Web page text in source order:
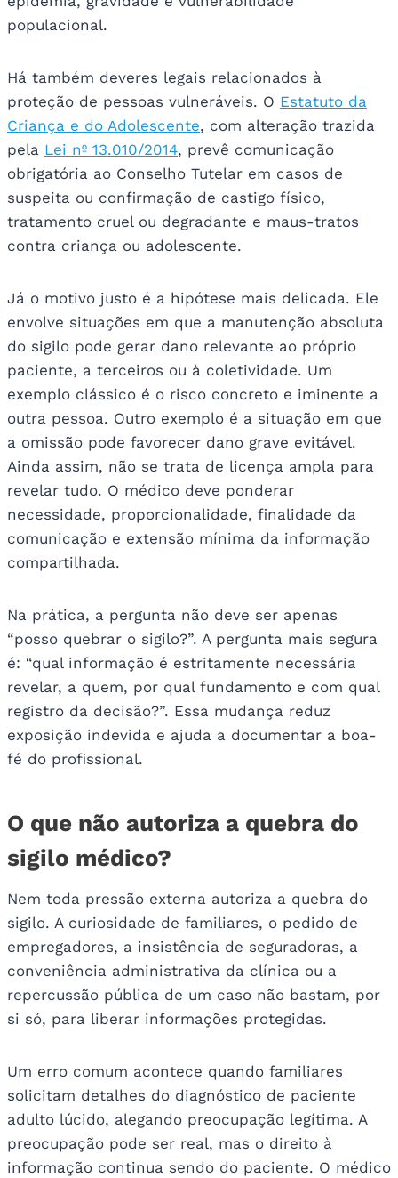
populacional.
Há também deveres legais relacionados à
proteção de pessoas vulneráveis. O Estatuto da
Criança e do Adolescente, com alteração trazida
pela Lei nº 13.010/2014, prevê comunicação
obrigatória ao Conselho Tutelar em casos de
suspeita ou confirmação de castigo físico,
tratamento cruel ou degradante e maus-tratos
contra criança ou adolescente.
Já o motivo justo é a hipótese mais delicada. Ele
envolve situações em que a manutenção absoluta
do sigilo pode gerar dano relevante ao próprio
paciente, a terceiros ou à coletividade. Um
exemplo clássico é o risco concreto e iminente a
outra pessoa. Outro exemplo é a situação em que
a omissão pode favorecer dano grave evitável.
Ainda assim, não se trata de licença ampla para
revelar tudo. O médico deve ponderar
necessidade, proporcionalidade, finalidade da
comunicação e extensão mínima da informação
compartilhada.
Na prática, a pergunta não deve ser apenas
“posso quebrar o sigilo?”. A pergunta mais segura
é: “qual informação é estritamente necessária
revelar, a quem, por qual fundamento e com qual
registro da decisão?”. Essa mudança reduz
exposição indevida e ajuda a documentar a boa-
fé do profissional.
O que não autoriza a quebra do
sigilo médico?
Nem toda pressão externa autoriza a quebra do
sigilo. A curiosidade de familiares, o pedido de
empregadores, a insistência de seguradoras, a
conveniência administrativa da clínica ou a
repercussão pública de um caso não bastam, por
si só, para liberar informações protegidas.
Um erro comum acontece quando familiares
solicitam detalhes do diagnóstico de paciente
adulto lúcido, alegando preocupação legítima. A
preocupação pode ser real, mas o direito à
informação continua sendo do paciente. O médico